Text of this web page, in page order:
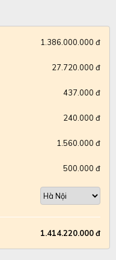
1.386.000.000 đ
27.720.000 đ
437.000 đ
240.000 đ
1.560.000 đ
500.000 đ
1.414.220.000 đ